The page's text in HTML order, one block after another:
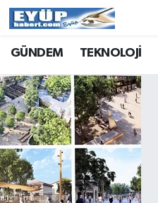
GÜNDEM TEKNOLOJİ